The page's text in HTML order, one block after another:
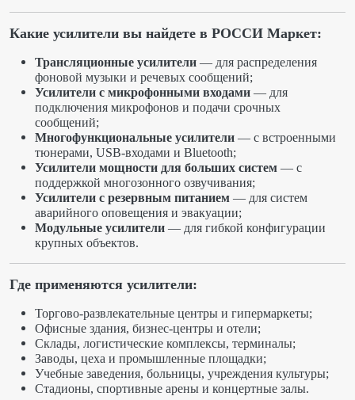
Какие усилители вы найдете в РОССИ Маркет:
Трансляционные усилители — для распределения
фоновой музыки и речевых сообщений;
Усилители с микрофонными входами — для
подключения микрофонов и подачи срочных
сообщений;
Многофункциональные усилители — с встроенными
тюнерами, USB-входами и Bluetooth;
Усилители мощности для больших систем — с
поддержкой многозонного озвучивания;
Усилители с резервным питанием — для систем
аварийного оповещения и эвакуации;
Модульные усилители — для гибкой конфигурации
крупных объектов.
Где применяются усилители:
Торгово-развлекательные центры и гипермаркеты;
Офисные здания, бизнес-центры и отели;
Склады, логистические комплексы, терминалы;
Заводы, цеха и промышленные площадки;
Учебные заведения, больницы, учреждения культуры;
Стадионы, спортивные арены и концертные залы.